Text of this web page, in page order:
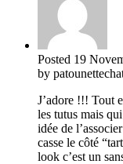
Posted 19
by
J’adore !!! Tout
les tutus mais
idée de
casse le côté
look c’est un